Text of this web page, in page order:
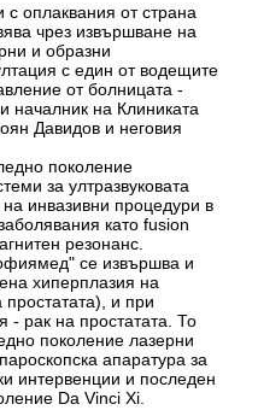
с оплаквания от страна
чрез извършване на
и образни
с един от водещите
от болницата -
началник на Клиниката
Давидов и неговия
поколение
за ултразвуковата
инвазивни процедури в
като fusion
резонанс.
се извършва и
хиперплазия на
простатата), и при
- рак на простатата. То
поколение лазерни
апаратура за
интервенции и последен
Da Vinci Xi.